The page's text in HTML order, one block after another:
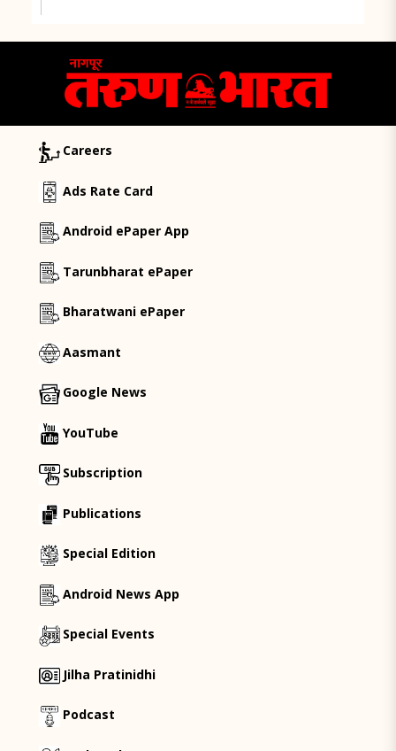
Careers
Ads Rate Card
Android ePaper App
Tarunbharat ePaper
Bharatwani ePaper
Aasmant
Google News
YouTube
Subscription
Publications
Special Edition
Android News App
Special Events
Jilha Pratinidhi
Podcast